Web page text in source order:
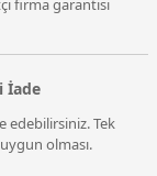
firma garantisi
İade
edebilirsiniz. Tek
uygun olması.